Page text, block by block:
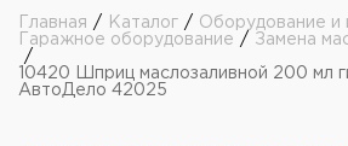
Главная / Каталог / Оборудование и
Гаражное оборудование / Замена
/
10420 Шприц маслозаливной 200 мл
АвтоДело 42025